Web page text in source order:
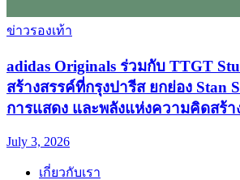
ข่าวรองเท้า
adidas Originals ร่วมกับ TTGT
สร้างสรรค์ที่กรุงปารีส ยกย่อง Stan
การแสดง และพลังแห่งความคิดสร้า
July 3, 2026
เกี่ยวกับเรา